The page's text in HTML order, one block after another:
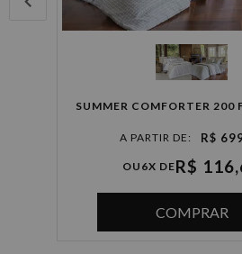
SUMMER COMFORTER 200
R$
OU 6X DER$
COMPRAR